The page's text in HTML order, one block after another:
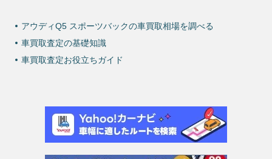
アウディQ5 スポーツバックの車買取相場を調べる
車買取査定の基礎知識
車買取査定お役立ちガイド